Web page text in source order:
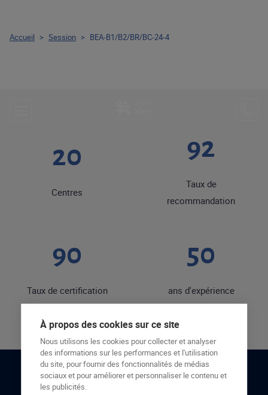
20
Centres
92
Taux de
recommandation
90
Taux de certification
50
ans d'expérience
RESTONS EN CONTACT
Accueil > Session > BEA-B1/B2/BR/BC-24-4
À propos des cookies sur ce site
Nous utilisons les cookies pour collecter et analyser
des informations sur les performances et l'utilisation
du site, pour fournir des fonctionnalités de médias
sociaux et pour améliorer et personnaliser le contenu et
les publicités.